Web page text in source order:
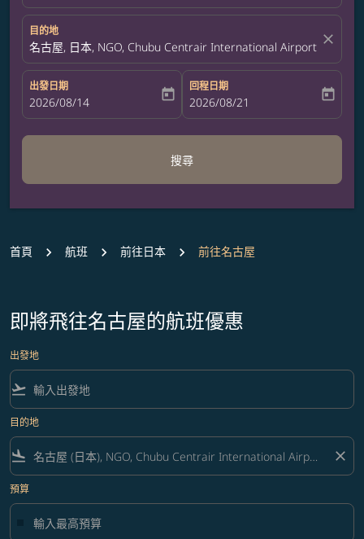
目的地
名古屋, 日本, NGO, Chubu Centrair International Airport close
出發日期
fc-booking-departure-date-aria-label
2026/08/14 today
回程日期
fc-booking-return-date-aria-label
2026/08/21 today
搜尋
首頁 航班 前往日本 前往名古屋
即將飛往名古屋的航班優惠
出發地
flight_takeoff
目的地
flight_land close
預算